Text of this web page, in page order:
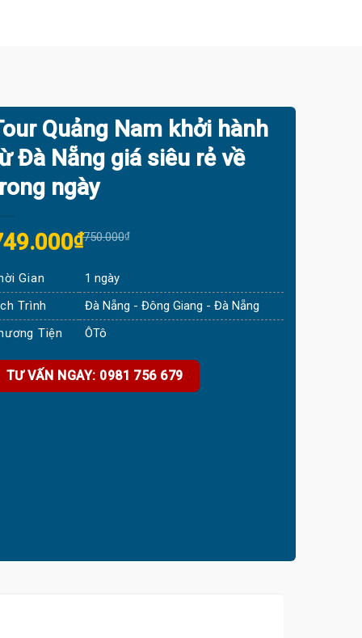
Quảng Nam khởi hành
Đà Nẵng giá siêu rẻ về
ngày
750.000₫
₫
Gian
1 ngày
Trình
Đà Nẵng - Đông Giang - Đà Nẵng
Tiện
ÔTô
TƯ VẤN NGAY: 0981 756 679